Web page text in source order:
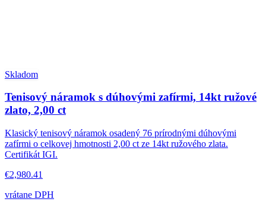
Skladom
Tenisový náramok s dúhovými zafírmi, 14kt ružové
zlato, 2,00 ct
Klasický tenisový náramok osadený 76 prírodnými dúhovými
zafírmi o celkovej hmotnosti 2,00 ct ze 14kt ružového zlata.
Certifikát IGI.
€2,980.41
vrátane DPH